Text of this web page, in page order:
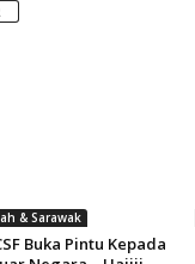
& Sarawak
Buka Pintu Kepada